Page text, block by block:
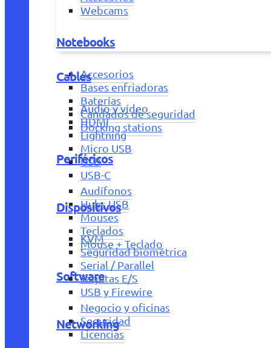
Webcams
Notebooks
Accesorios
Bases enfriadoras
Baterías
Candados de seguridad
Docking stations
Periféricos
Audífonos
Hubs USB
Mouses
Teclados
Mouse + Teclado
Software
Negocio y oficinas
Seguridad
Licencias
Cables
Audio y vídeo
HDMI
Lightning
Micro USB
USB
USB-C
Dispositivos
KVM
Seguridad biométrica
Serial / Parallel
Tarjetas E/S
USB y Firewire
Networking